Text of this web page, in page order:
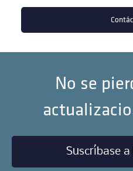
No se
Suscríbase